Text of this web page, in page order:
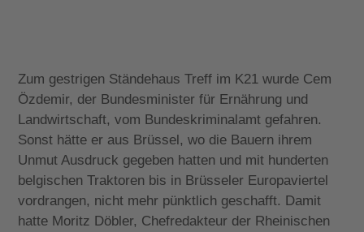
Zum gestrigen Ständehaus Treff im K21 wurde Cem
Özdemir, der Bundesminister für Ernährung und
Landwirtschaft, vom Bundeskriminalamt gefahren.
Sonst hätte er aus Brüssel, wo die Bauern ihrem
Unmut Ausdruck gegeben hatten und mit hunderten
belgischen Traktoren bis in Brüsseler Europaviertel
vordrangen, nicht mehr pünktlich geschafft. Damit
hatte Moritz Döbler, Chefredakteur der Rheinischen